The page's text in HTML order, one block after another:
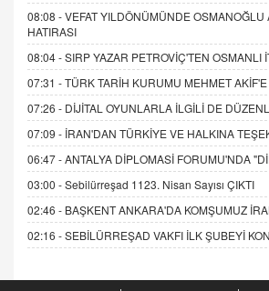
08:08 -VEFAT YILDÖNÜMÜNDE OSMANOĞLU
HATIRASI
08:04 -SIRP YAZAR PETROVİÇ'TEN OSMANLI
07:31 -TÜRK TARİH KURUMU MEHMET
07:26 - DİJİTAL OYUNLARLA İLGİLİ DE
07:09 - İRAN'DAN TÜRKİYE VE HALKINA
06:47 -ANTALYA DİPLOMASİ FORUMU'NDA
03:00 -Sebilürreşad 1123. Nisan Sayısı ÇIKTI
02:46 - BAŞKENT ANKARA'DA KOMŞUMUZ
02:16 -SEBİLÜRREŞAD VAKFI İLK ŞUBEYİ